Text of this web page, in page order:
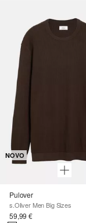
NOVO
Pulover
s.Oliver Men Big Sizes
59,99 €